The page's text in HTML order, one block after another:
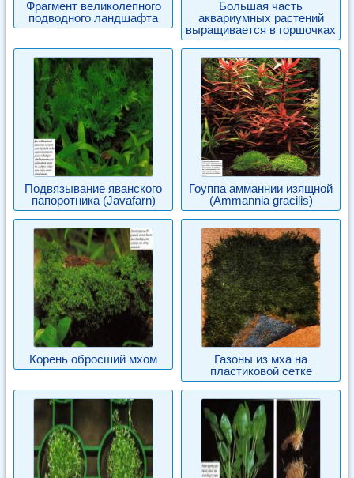
Фрагмент великолепного
подводного ландшафта
Большая часть
аквариумных растений
выращивается в горшочках
Подвязывание яванского
папоротника (Javafarn)
Гоуппа амманнии изящной
(Ammannia gracilis)
Корень обросший мхом
Газоны из мха на
пластиковой сетке